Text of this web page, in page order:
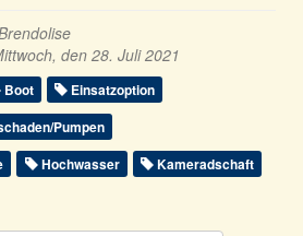
den 28. Juli 2021
Boot
Einsatzoption
Pumpen
Hochwasser
Kameradschaft